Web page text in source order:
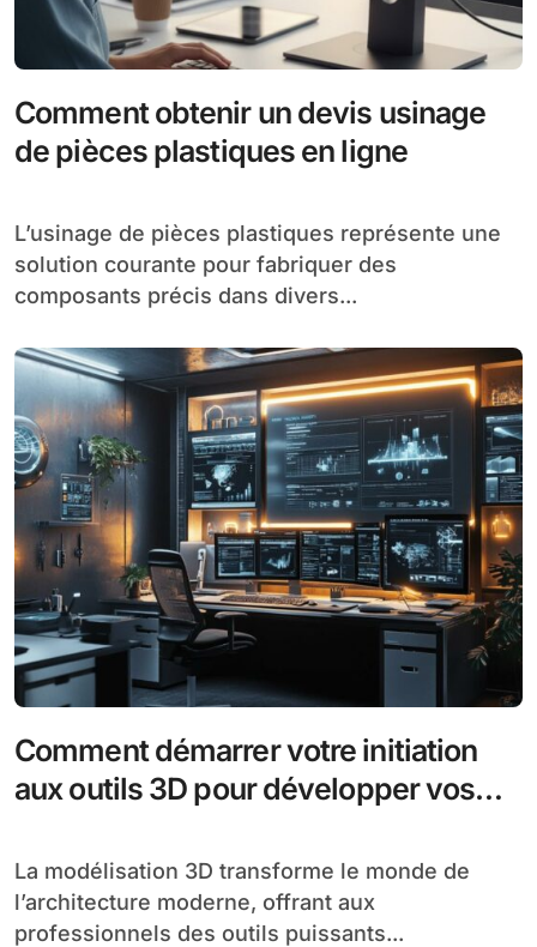
Comment obtenir un devis usinage
de pièces plastiques en ligne
L’usinage de pièces plastiques représente une
solution courante pour fabriquer des
composants précis dans divers...
Comment démarrer votre initiation
aux outils 3D pour développer vos
La modélisation 3D transforme le monde de
l’architecture moderne, offrant aux
professionnels des outils puissants...